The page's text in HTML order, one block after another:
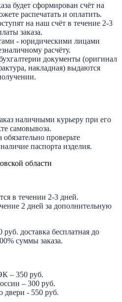
будет сформирован счёт на
распечатать и оплатить.
на наш счёт в течение 2-3
заказа.
- юридическими лицами
расчёту.
документы (оригинал
накладная) выдаются
наличными курьеру при его
самовывоза.
проверьте
паспорта изделия.
области
в течении 2-3 дней.
2 дней за дополнительную
доставка бесплатная до
суммы заказа.
– 350 руб.
– 300 руб.
двери - 550 руб.